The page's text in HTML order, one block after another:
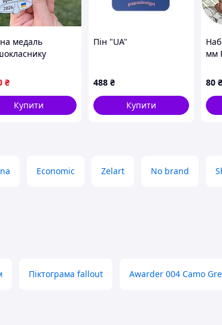
медаль
Подарунок
медаль зі
₴
Купити
Пін "UA"
488 ₴
Купити
мм
80
Economic Zelart No brand
Піктограма fallout Awarder 004 Camo